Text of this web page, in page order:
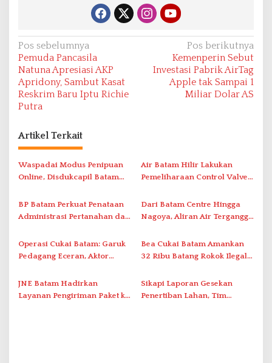
N
a
v
i
a
s
i
p
o
s
Pos sebelumnya
Pemuda Pancasila
Natuna Apresiasi AKP
Apridony, Sambut Kasat
Reskrim Baru Iptu Richie
Putra
Pos berikutnya
Kemenperin Sebut
Investasi Pabrik AirTag
Apple tak Sampai 1
Miliar Dolar AS
Artikel Terkait
Waspadai Modus Penipuan
Online, Disdukcapil Batam
Tatap Muka
Air Batam Hilir Lakukan
Pemeliharaan Control Valve,
BP Batam Perkuat Penataan
Administrasi Pertanahan dan
Dari Batam Centre Hingga
Nagoya, Aliran Air Terganggu
Duriangkang
Operasi Cukai Batam: Garuk
Pedagang Eceran, Aktor
Tersentuh?
Bea Cukai Batam Amankan
32 Ribu Batang Rokok Ilegal
JNE Batam Hadirkan
Layanan Pengiriman Paket ke
Sikapi Laporan Gesekan
Penertiban Lahan, Tim